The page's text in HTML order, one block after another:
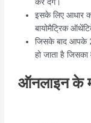
इसके लिए आधार
बायोमैट्रिक
जिसके बाद आपके
हो जाता है
ऑनलाइन के